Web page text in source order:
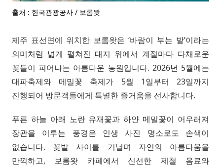
출처 : 한국관광공사 / 보롬왓
제주 표선면에 위치한 보롬왓은 ‘바람이 부는 밭’이라는
의미처럼 넓게 펼쳐진 대지 위에서 계절마다 다채로운
꽃들이 피어나는 아름다운 농원입니다. 2026년 5월에는
대파축제와 메밀꽃 축제가 5월 1일부터 23일까지
진행되어 방문객들에게 특별한 즐거움을 선사합니다.
푸른 하늘 아래 노란 유채꽃과 하얀 메밀꽃이 어우러져
장관을 이루는 풍경은 인생 사진 명소로도 손색이
없습니다. 꽃밭 사이를 거닐며 자연의 아름다움을
만끽하고, 보롬왓 카페에서 신선한 제철 음료와